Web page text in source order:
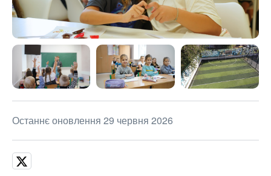
Останнє оновлення 29 червня 2026